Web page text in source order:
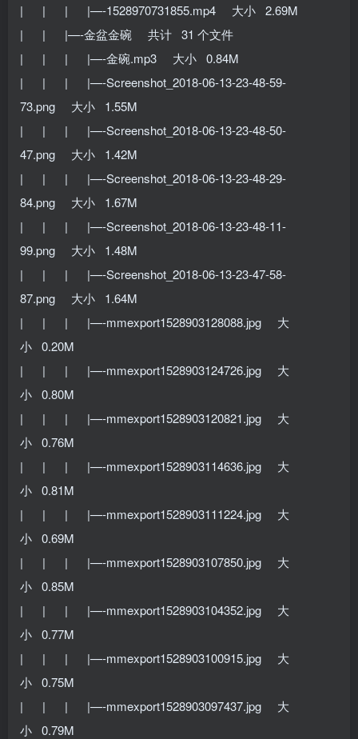
| | | |—-1528970731855.mp4 大小 2.69M
| | |—-金盆金碗 共计 31 个文件
| | | |—-金碗.mp3 大小 0.84M
| | | |—-Screenshot_2018-06-13-23-48-59-
73.png 大小 1.55M
| | | |—-Screenshot_2018-06-13-23-48-50-
47.png 大小 1.42M
| | | |—-Screenshot_2018-06-13-23-48-29-
84.png 大小 1.67M
| | | |—-Screenshot_2018-06-13-23-48-11-
99.png 大小 1.48M
| | | |—-Screenshot_2018-06-13-23-47-58-
87.png 大小 1.64M
| | | |—-mmexport1528903128088.jpg 大
小 0.20M
| | | |—-mmexport1528903124726.jpg 大
小 0.80M
| | | |—-mmexport1528903120821.jpg 大
小 0.76M
| | | |—-mmexport1528903114636.jpg 大
小 0.81M
| | | |—-mmexport1528903111224.jpg 大
小 0.69M
| | | |—-mmexport1528903107850.jpg 大
小 0.85M
| | | |—-mmexport1528903104352.jpg 大
小 0.77M
| | | |—-mmexport1528903100915.jpg 大
小 0.75M
| | | |—-mmexport1528903097437.jpg 大
小 0.79M